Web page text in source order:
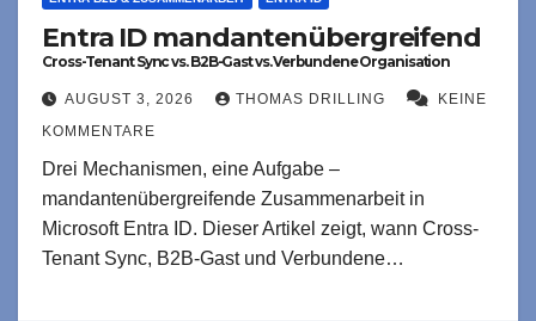
Entra ID mandantenübergreifend
Cross-Tenant Sync vs. B2B-Gast vs. Verbundene Organisation
AUGUST 3, 2026 THOMAS DRILLING
KEINE
KOMMENTARE
Drei Mechanismen, eine Aufgabe –
mandantenübergreifende Zusammenarbeit in
Microsoft Entra ID. Dieser Artikel zeigt, wann Cross-
Tenant Sync, B2B-Gast und Verbundene…